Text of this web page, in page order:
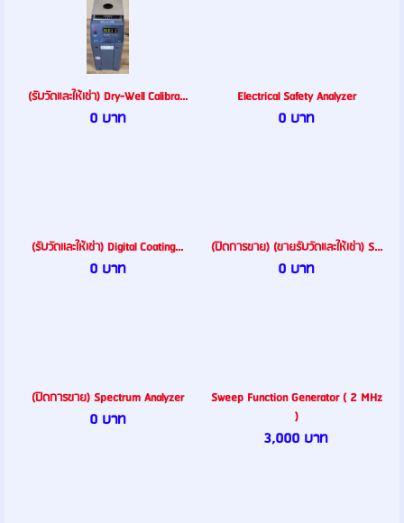
(รับวัดและให้เช่า) Dry-Well Calibra...
0 บาท
Electrical Safety Analyzer
0 บาท
(รับวัดเเละให้เช่า) Digital Coating...
0 บาท
(ปิดการขาย) (ขายรับวัดและให้เช่า) S...
0 บาท
(ปิดการขาย) Spectrum Analyzer
0 บาท
Sweep Function Generator ( 2 MHz
)
3,000 บาท